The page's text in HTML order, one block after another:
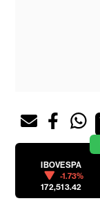
IBOVESPA
-1.73%
172,513.42